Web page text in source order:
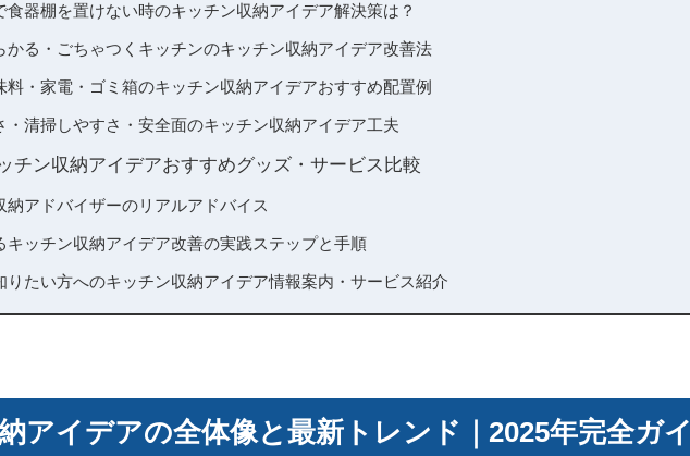
食器棚を置けない時のキッチン収納アイデア解決策は？
かる・ごちゃつくキッチンのキッチン収納アイデア改善法
料・家電・ゴミ箱のキッチン収納アイデアおすすめ配置例
・清掃しやすさ・安全面のキッチン収納アイデア工夫
チン収納アイデアおすすめグッズ・サービス比較
納アドバイザーのリアルアドバイス
キッチン収納アイデア改善の実践ステップと手順
りたい方へのキッチン収納アイデア情報案内・サービス紹介
アイデアの全体像と最新トレンド｜2025年完全ガイ